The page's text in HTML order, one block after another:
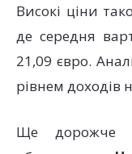
Високі ціни
де середня
21,09 євро.
рівнем доходів
Ще дорожче